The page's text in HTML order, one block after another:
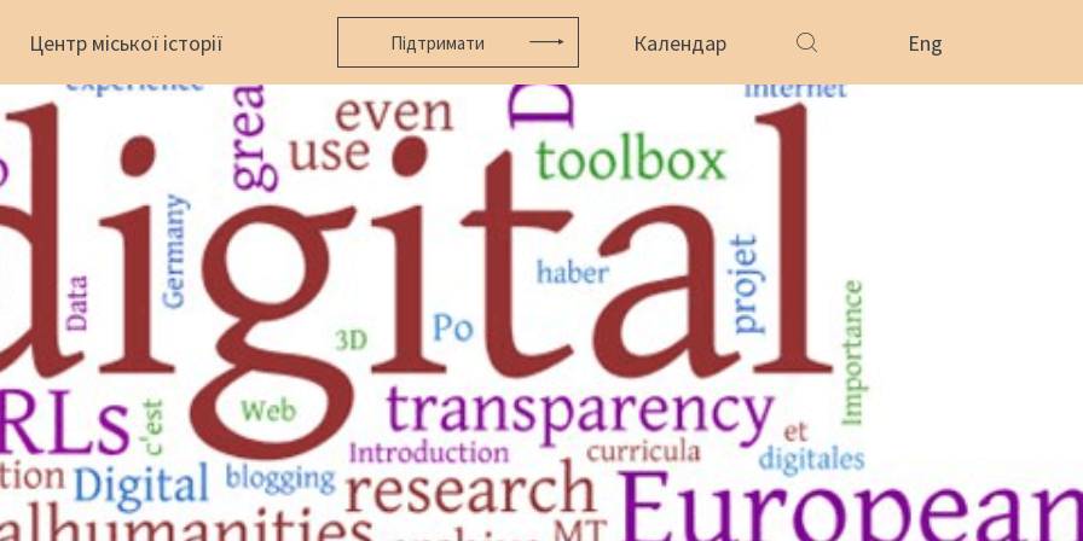
Центр міської історії Підтримати Календар Eng